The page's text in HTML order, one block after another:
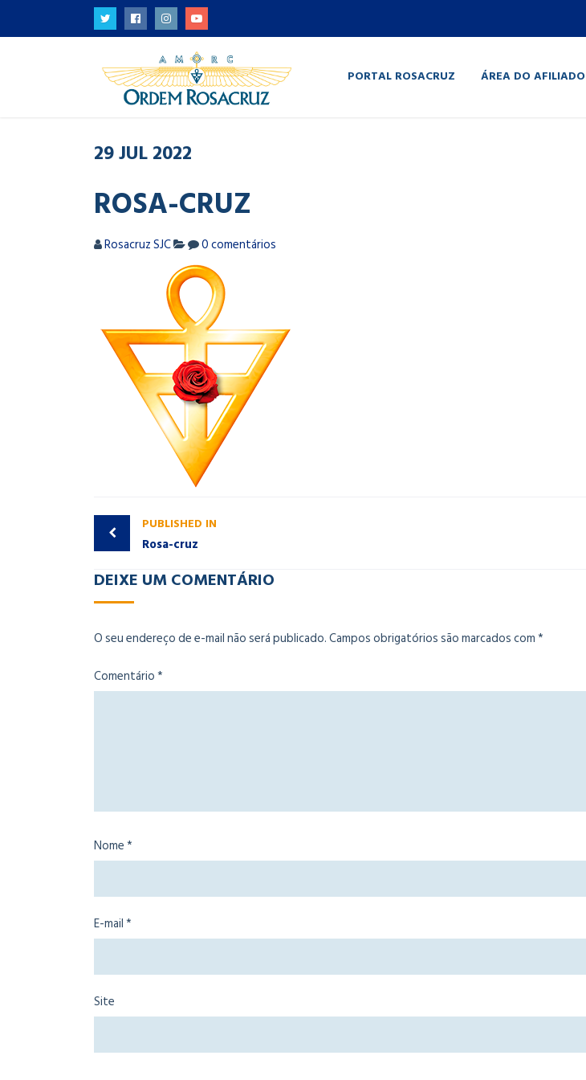
PORTAL ROSACRUZ ÁREA DO AFILIADO
29JUL2022
ROSA-CRUZ
Rosacruz SJC 0 comentários
PUBLISHED IN
Rosa-cruz
DEIXE UM COMENTÁRIO
O seu endereço de e-mail não será publicado.Campos obrigatórios são marcados com*
Comentário*
Nome*
E-mail*
Site